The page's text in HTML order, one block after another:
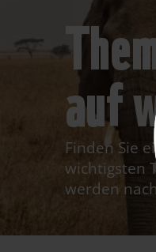
auf
Finden Sie
wichtigsten
werden